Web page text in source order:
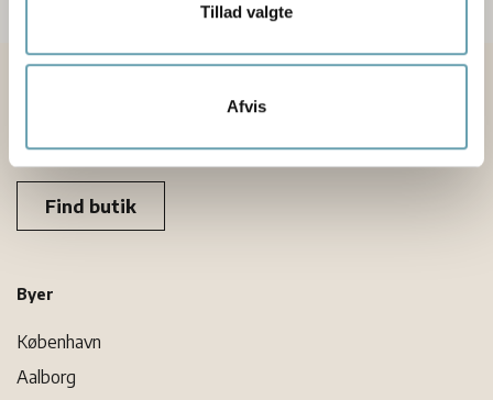
Tillad valgte
Afvis
fordele. Vi er i alt ca. 170 butikker og dermed én af
Danmarks største optikerkæder.
Find butik
Byer
København
Aalborg